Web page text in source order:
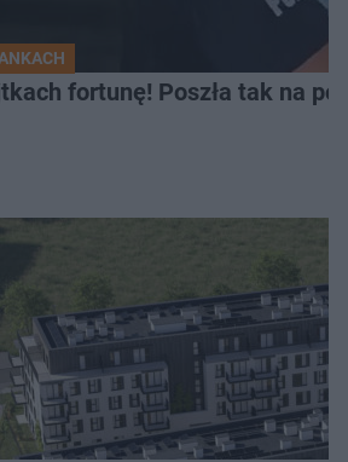
fortunę! Poszła tak na